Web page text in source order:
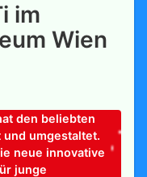
im
Wien
den beliebten
umgestaltet.
neue innovative
junge